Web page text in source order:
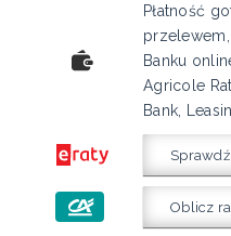
Płatność
Banku
Agricole
Bank,
Oblicz